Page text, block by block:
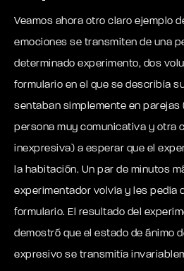
Veamos ahora otro claro ejemplo
emociones se transmiten de una
determinado experimento, dos
formulario en el que se describía
sentaban simplemente en parejas
persona muy comunicativa y otra
inexpresiva) a esperar que el
la habitación. Un par de minutos
experimentador volvía y les pedía
formulario. El resultado del
demostró que el estado de ánimo
expresivo se transmitía